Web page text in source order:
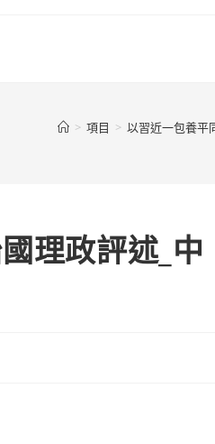
> 項目 > 以習近一包養平
理政評述_中